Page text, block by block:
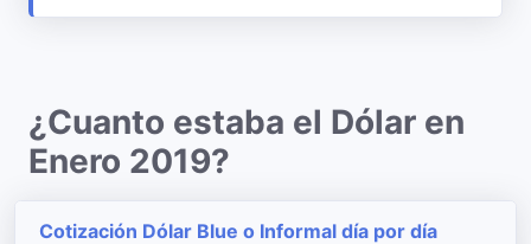
¿Cuanto estaba el Dólar en
Enero 2019?
Cotización Dólar Blue o Informal día por día